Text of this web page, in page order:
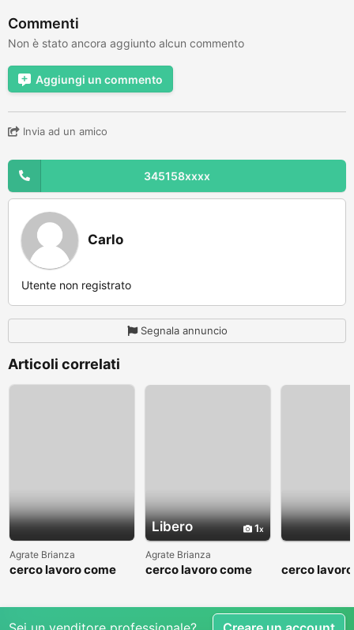
Commenti
Non è stato ancora aggiunto alcun commento
Aggiungi un commento
Invia ad un amico
345158xxxx
Carlo
Utente non registrato
Segnala annuncio
Articoli correlati
Agrate Brianza
cerco lavoro come
Libero 1
Agrate Brianza
cerco lavoro come
cerco